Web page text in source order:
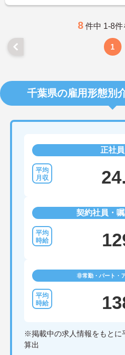
8 件中 1-8件
1
千葉県の雇用形態別
正社員
契約社員・
非常勤・パート・
※掲載中の求人情報をもとに
算出